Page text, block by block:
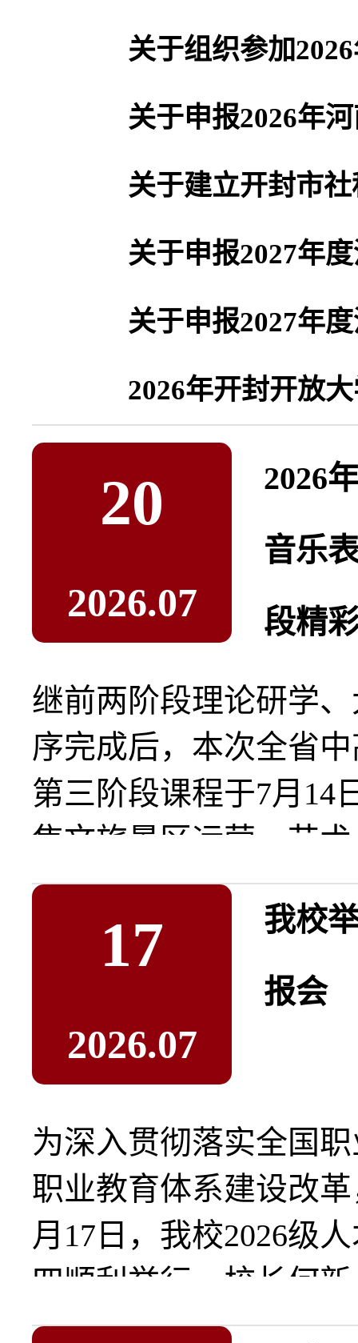
关于建立开封市
20
2026.07
2026
音乐
段精
继前两阶段理论研学
序完成后，本次全省
第三阶段课程于7月14
焦文旅景区运营、艺术
17
2026.07
我校
报会
为深入贯彻落实全国
职业教育体系建设改
月17日，我校2026级
四顺利举行。校长何新